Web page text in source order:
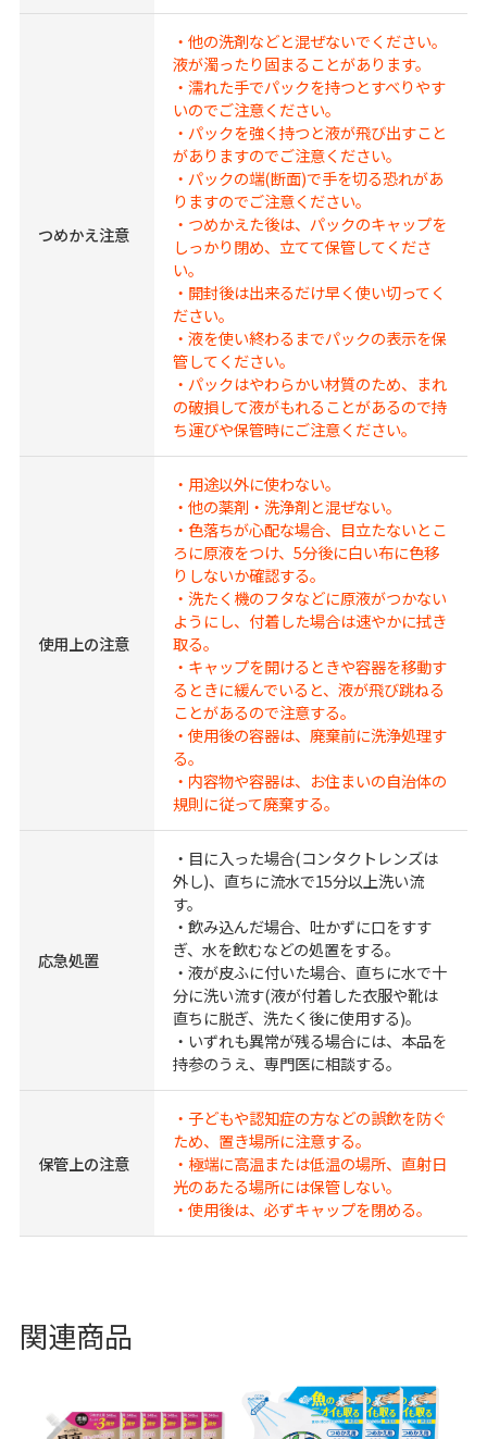
つめかえ注意
・他の洗剤などと混ぜないでください。
液が濁ったり固まることがあります。
・濡れた手でパックを持つとすべりやす
いのでご注意ください。
・パックを強く持つと液が飛び出すこと
がありますのでご注意ください。
・パックの端(断面)で手を切る恐れがあ
りますのでご注意ください。
・つめかえた後は、パックのキャップを
しっかり閉め、立てて保管してくださ
い。
・開封後は出来るだけ早く使い切ってく
ださい。
・液を使い終わるまでパックの表示を保
管してください。
・パックはやわらかい材質のため、まれ
の破損して液がもれることがあるので持
ち運びや保管時にご注意ください。
使用上の注意
・用途以外に使わない。
・他の薬剤・洗浄剤と混ぜない。
・色落ちが心配な場合、目立たないとこ
ろに原液をつけ、5分後に白い布に色移
りしないか確認する。
・洗たく機のフタなどに原液がつかない
ようにし、付着した場合は速やかに拭き
取る。
・キャップを開けるときや容器を移動す
るときに緩んでいると、液が飛び跳ねる
ことがあるので注意する。
・使用後の容器は、廃棄前に洗浄処理す
る。
・内容物や容器は、お住まいの自治体の
規則に従って廃棄する。
応急処置
・目に入った場合(コンタクトレンズは
外し)、直ちに流水で15分以上洗い流
す。
・飲み込んだ場合、吐かずに口をすす
ぎ、水を飲むなどの処置をする。
・液が皮ふに付いた場合、直ちに水で十
分に洗い流す(液が付着した衣服や靴は
直ちに脱ぎ、洗たく後に使用する)。
・いずれも異常が残る場合には、本品を
持参のうえ、専門医に相談する。
保管上の注意
・子どもや認知症の方などの誤飲を防ぐ
ため、置き場所に注意する。
・極端に高温または低温の場所、直射日
光のあたる場所には保管しない。
・使用後は、必ずキャップを閉める。
関連商品